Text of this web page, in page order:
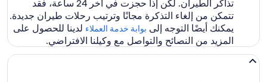
تذاكر الطيران. لكن إذا حجزت في آخر 24 ساعة، فقد
تتمكن من إلغاء التذكرة مجانًا وترتيب رحلات طيران جديدة.
يمكنك أيضًا التوجه إلى بوابة خدمة العملاء لدينا للحصول على
المزيد من النصائح والتواصل مع وكيلنا الافتراضي.